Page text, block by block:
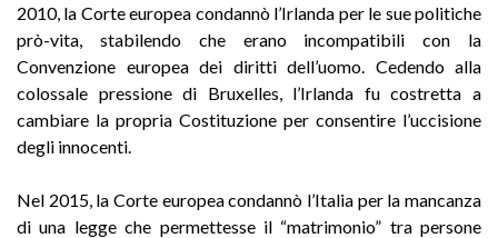
2010, la Corte europea condannò l’Irlanda per le sue politiche
prò-vita, stabilendo che erano incompatibili con la
Convenzione europea dei diritti dell’uomo. Cedendo alla
colossale pressione di Bruxelles, l’Irlanda fu costretta a
cambiare la propria Costituzione per consentire l’uccisione
degli innocenti.
Nel 2015, la Corte europea condannò l’Italia per la mancanza
di una legge che permettesse il “matrimonio” tra persone